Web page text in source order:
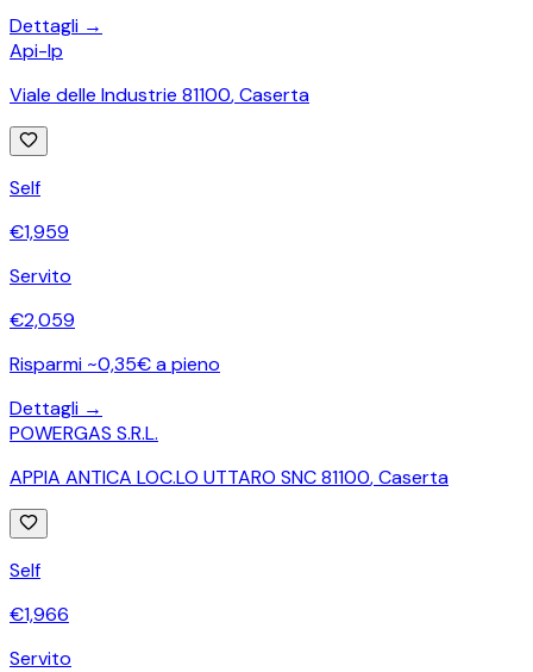
Dettagli →
Api-Ip
Viale delle Industrie 81100,Caserta
Self
€1,959
Servito
€2,059
Risparmi ~0,35€ a pieno
Dettagli →
POWERGAS S.R.L.
APPIA ANTICA LOC.LO UTTARO SNC 81100,Caserta
Self
€1,966
Servito